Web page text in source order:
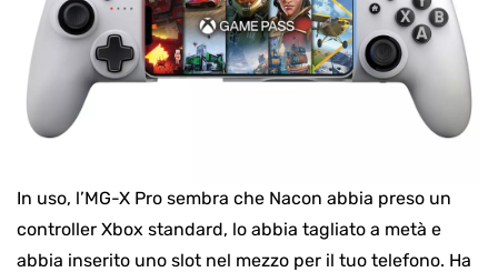
In uso, l’MG-X Pro sembra che Nacon abbia preso un
controller Xbox standard, lo abbia tagliato a metà e
abbia inserito uno slot nel mezzo per il tuo telefono. Ha